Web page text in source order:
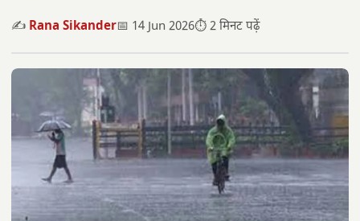
✍️ Rana Sikander📅 14 Jun 2026⏱️ 2 मिनट पढ़ें